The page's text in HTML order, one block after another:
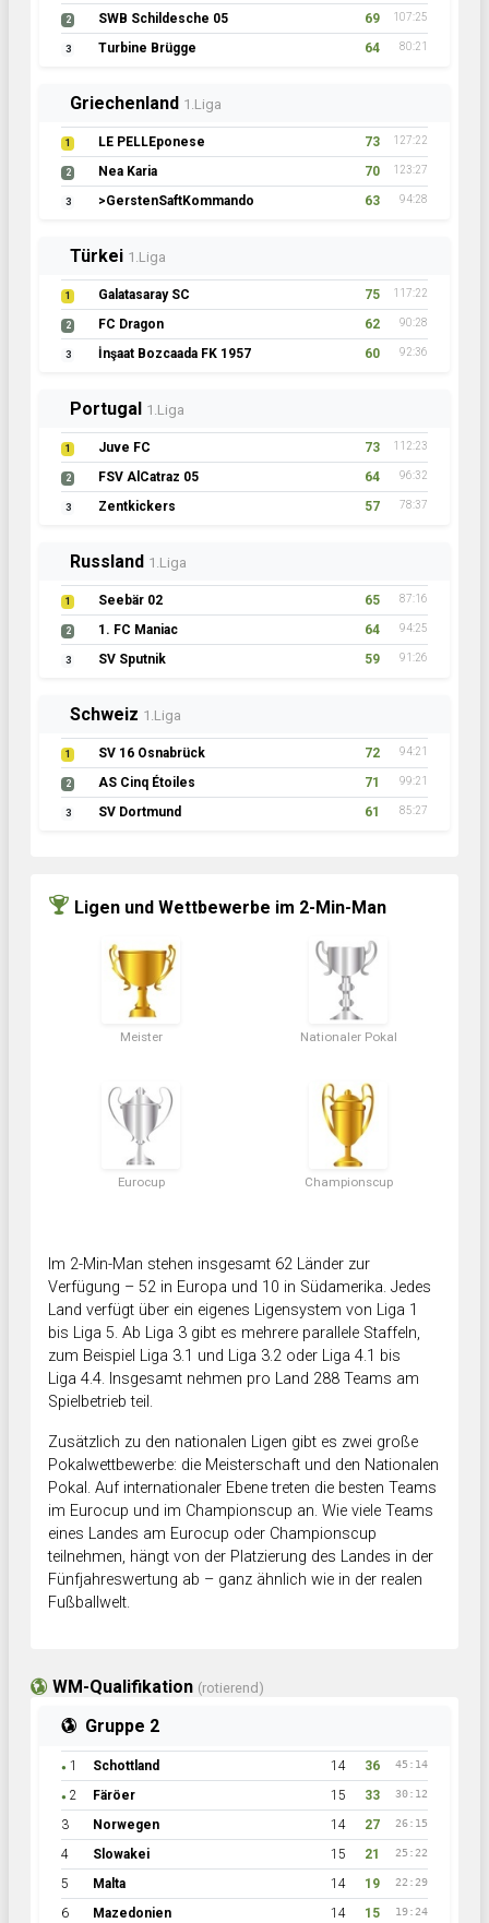
2 SWB Schildesche 05 69 107:25
3 Turbine Brügge 64 80:21
Griechenland 1.Liga
1 LE PELLEponese 73 127:22
2 Nea Karia 70 123:27
3 >GerstenSaftKommando 63 94:28
Türkei 1.Liga
1 Galatasaray SC 75 117:22
2 FC Dragon 62 90:28
3 İnşaat Bozcaada FK 1957 60 92:36
Portugal 1.Liga
1 Juve FC 73 112:23
2 FSV AlCatraz 05 64 96:32
3 Zentkickers 57 78:37
Russland 1.Liga
1 Seebär 02 65 87:16
2 1. FC Maniac 64 94:25
3 SV Sputnik 59 91:26
Schweiz 1.Liga
1 SV 16 Osnabrück 72 94:21
2 AS Cinq Étoiles 71 99:21
3 SV Dortmund 61 85:27
Ligen und Wettbewerbe im 2-Min-Man
Meister Nationaler Pokal
Eurocup Championscup
Im 2-Min-Man stehen insgesamt 62 Länder zur
Verfügung – 52 in Europa und 10 in Südamerika. Jedes
Land verfügt über ein eigenes Ligensystem von Liga 1
bis Liga 5. Ab Liga 3 gibt es mehrere parallele Staffeln,
zum Beispiel Liga 3.1 und Liga 3.2 oder Liga 4.1 bis
Liga 4.4. Insgesamt nehmen pro Land 288 Teams am
Spielbetrieb teil.
Zusätzlich zu den nationalen Ligen gibt es zwei große
Pokalwettbewerbe: die Meisterschaft und den Nationalen
Pokal. Auf internationaler Ebene treten die besten Teams
im Eurocup und im Championscup an. Wie viele Teams
eines Landes am Eurocup oder Championscup
teilnehmen, hängt von der Platzierung des Landes in der
Fünfjahreswertung ab – ganz ähnlich wie in der realen
Fußballwelt.
WM-Qualifikation (rotierend)
Gruppe 2
● 1 Schottland 14 36 45:14
● 2 Färöer 15 33 30:12
3 Norwegen 14 27 26:15
4 Slowakei 15 21 25:22
5 Malta 14 19 22:29
6 Mazedonien 14 15 19:24